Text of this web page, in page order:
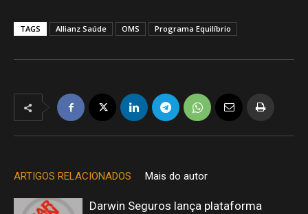
TAGS Allianz Saúde OMS Programa Equilíbrio
ARTIGOS RELACIONADOS Mais do autor
Darwin Seguros lança plataforma